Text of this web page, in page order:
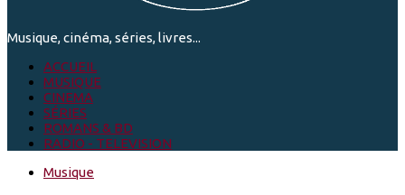
Musique, cinéma, séries, livres...
ACCUEIL
MUSIQUE
CINEMA
SÉRIES
ROMANS & BD
RADIO - TELEVISION
Musique